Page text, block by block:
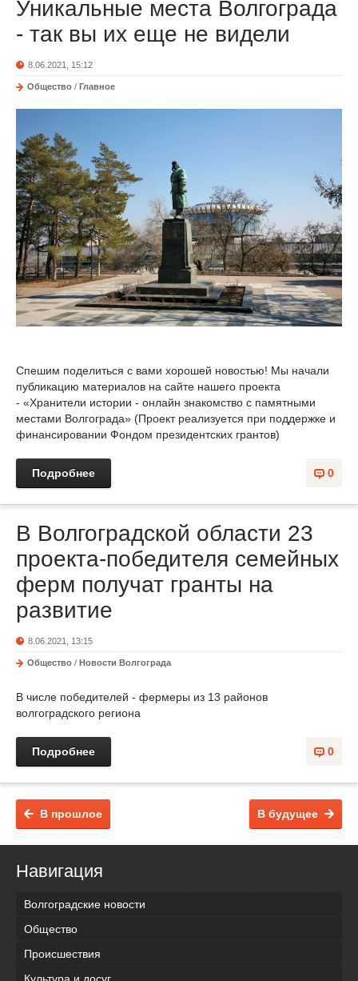
Уникальные места Волгограда
- так вы их еще не видели
8.06.2021, 15:12
Общество / Главное
Спешим поделиться с вами хорошей новостью! Мы начали
публикацию материалов на сайте нашего проекта
- «Хранители истории - онлайн знакомство с памятными
местами Волгограда» (Проект реализуется при поддержке и
финансировании Фондом президентских грантов)
0
Подробнее
В Волгоградской области 23
проекта-победителя семейных
ферм получат гранты на
развитие
8.06.2021, 13:15
Общество / Новости Волгограда
В числе победителей - фермеры из 13 районов
волгоградского региона
0
Подробнее
В будущее
В прошлое
Навигация
Волгоградские новости
Общество
Происшествия